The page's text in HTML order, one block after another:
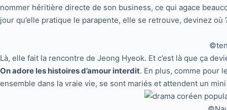
nommer héritière directe de son business, ce qui agace
jour qu’elle pratique le parapente, elle se retrouve, devinez où
Là, elle fait la rencontre de Jeong Hyeok. Et c’est là que ça
On adore les histoires d’amour interdit. En plus, comme pour
ensemble dans la vraie vie, se sont mariés et attendent un